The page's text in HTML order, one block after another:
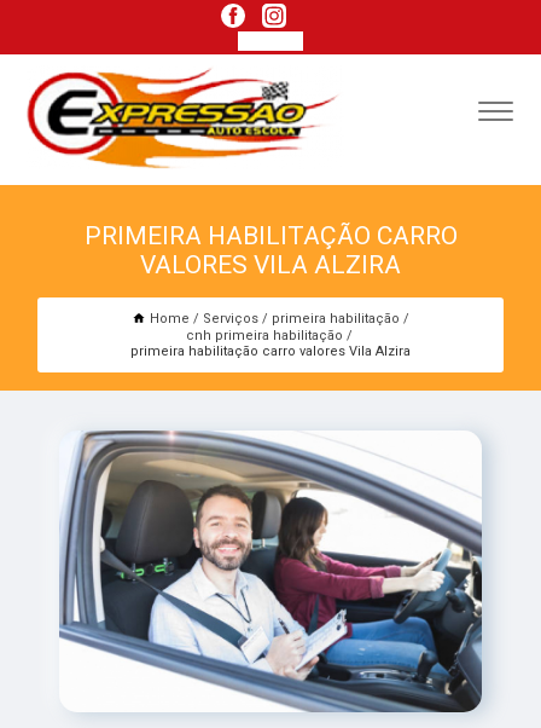
PRIMEIRA HABILITAÇÃO CARRO
VALORES VILA ALZIRA
Home Serviços
primeira habilitação
cnh primeira habilitação
primeira habilitação carro valores Vila Alzira